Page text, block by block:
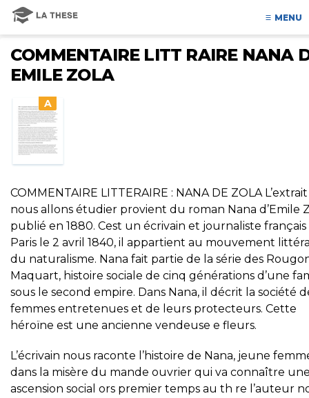
MENU
COMMENTAIRE LITT RAIRE NANA
EMILE ZOLA
A
COMMENTAIRE LITTERAIRE : NANA DE ZOLA
nous allons étudier provient du roman Nana d’Emile
publié en 1880. Cest un écrivain et journaliste français
Paris le 2 avril 1840, il appartient au mouvement
du naturalisme. Nana fait partie de la série des
Maquart, histoire sociale de cinq générations d’une
sous le second empire. Dans Nana, il décrit la société
femmes entretenues et de leurs protecteurs. Cette
héroïne est une ancienne vendeuse e fleurs.
L’écrivain nous raconte l’histoire de Nana, jeune
dans la misère du mande ouvrier qui va connaître
ascension social ors premier temps au th re l’auteur